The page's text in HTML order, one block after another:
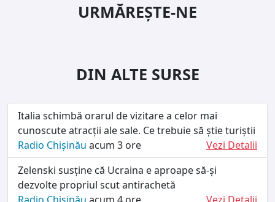
URMĂREȘTE-NE
DIN ALTE SURSE
Italia schimbă orarul de vizitare a celor mai
cunoscute atracții ale sale. Ce trebuie să știe turiștii
Radio Chișinău acum 3 ore
Vezi Detalii
Zelenski susține că Ucraina e aproape să-și
dezvolte propriul scut antirachetă
Radio Chișinău acum 4 ore
Vezi Detalii